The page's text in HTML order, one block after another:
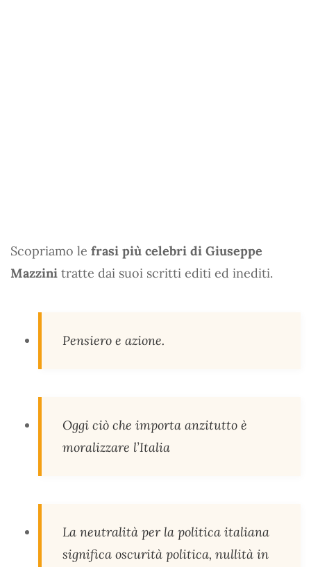
Scopriamo le frasi più celebri di Giuseppe
Mazzini tratte dai suoi scritti editi ed inediti.
Pensiero e azione.
Oggi ciò che importa anzitutto è
moralizzare l’Italia
La neutralità per la politica italiana
significa oscurità politica, nullità in